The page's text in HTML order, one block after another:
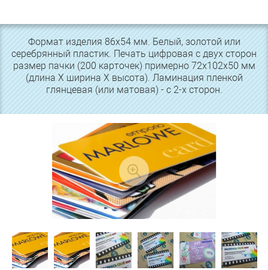
Формат изделия 86х54 мм. Белый, золотой или
серебрянный пластик. Печать цифровая с двух сторон
размер пачки (200 карточек) примерно 72х102х50 мм
(длина Х ширина Х высота). Ламинация пленкой
глянцевая (или матовая) - с 2-х сторон.